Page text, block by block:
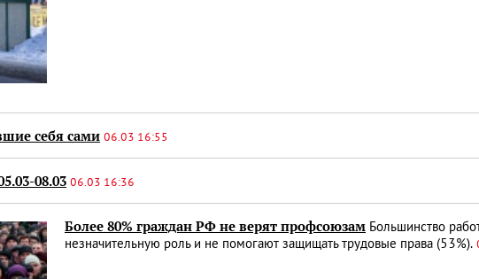
себя сами 06.03 16:55
08.03 06.03 16:36
Более 80% граждан РФ не верят профсоюзам Большинство
незначительную роль и не помогают защищать трудовые права (53%).